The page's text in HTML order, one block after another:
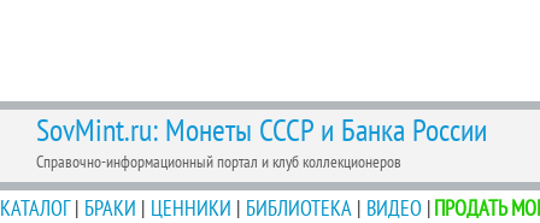
SovMint.ru: Монеты СССР и Банка России
Справочно-информационный портал и клуб коллекционеров
КАТАЛОГ| БРАКИ | ЦЕННИКИ | БИБЛИОТЕКА | ВИДЕО |ПРОДАТЬ